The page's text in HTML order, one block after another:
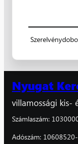
Nyugat
villamossági kis-
Számlaszám:
Adószám: